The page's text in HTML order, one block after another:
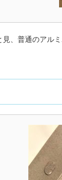
見、普通のアル